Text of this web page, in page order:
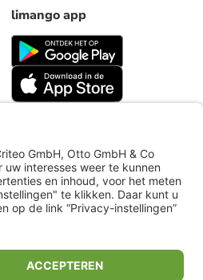
limango app
limango.de limango.pl